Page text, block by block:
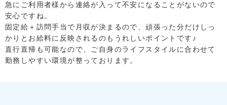
急にご利用者様から連絡が入って不安になることがないので
安心ですね。
固定給＋訪問手当で月収が決まるので、頑張った分だけしっ
かりとお給料に反映されるのもうれしいポイントです♪
直行直帰も可能なので、ご自身のライフスタイルに合わせて
勤務しやすい環境が整っております。